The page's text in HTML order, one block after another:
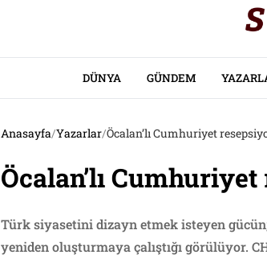
DÜNYA GÜNDEM
Anasayfa/Yazarlar/Öcalan’lı Cumhuriyet
Öcalan’lı
Türk siyasetini dizayn etmek isteyen
yeniden oluşturmaya çalıştığı görülüyor.